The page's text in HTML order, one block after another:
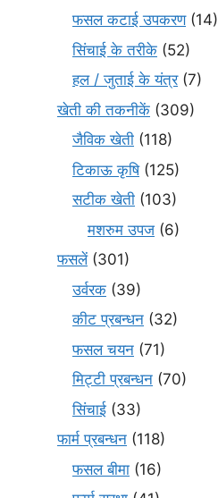
फसल कटाई उपकरण(14)
सिंचाई के तरीके (52)
हल / जुताई के यंत्र(7)
खेती की तकनीकें (309)
जैविक खेती (118)
टिकाऊ कृषि(125)
सटीक खेती (103)
मशरुम उपज (6)
फसलें(301)
उर्वरक (39)
कीट प्रबन्धन (32)
फसल चयन (71)
मि‌ट्टी प्रबन्धन (70)
सिंचाई (33)
फार्म प्रबन्धन (118)
फसल बीमा (16)